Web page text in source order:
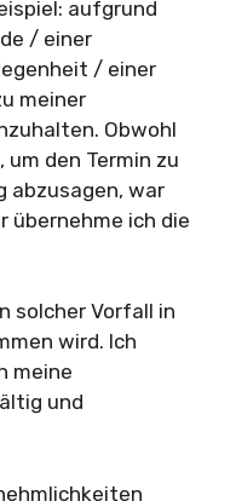
aufgrund
/ einer
/ einer
meiner
Obwohl
den Termin zu
abzusagen, war
übernehme ich die
solcher Vorfall in
wird. Ich
meine
und